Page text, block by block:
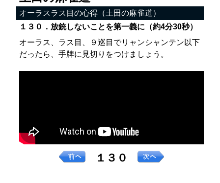
オーラスラス目の心得（土田の麻雀道）
１３０．放銃しないことを第一義に（約4分30秒）
オーラス、ラス目、９巡目でリャンシャンテン以下
だったら、手牌に見切りをつけましょう。
１３０